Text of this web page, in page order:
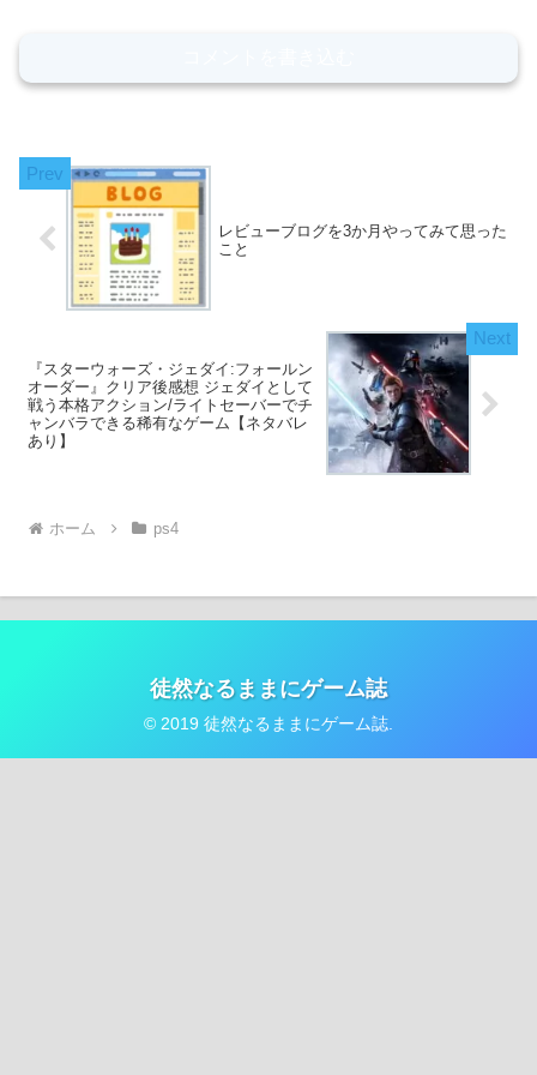
レビューブログを3か月やってみて思った
こと
『スターウォーズ・ジェダイ:フォールン
オーダー』クリア後感想 ジェダイとして
戦う本格アクション/ライトセーバーでチ
ャンバラできる稀有なゲーム【ネタバレ
あり】
ホーム ps4
徒然なるままにゲーム誌
© 2019 徒然なるままにゲーム誌.